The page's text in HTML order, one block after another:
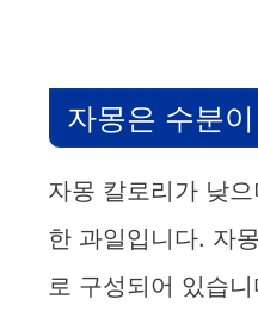
자몽은 수분
자몽 칼로리가 낮
한 과일입니다. 자
로 구성되어 있습